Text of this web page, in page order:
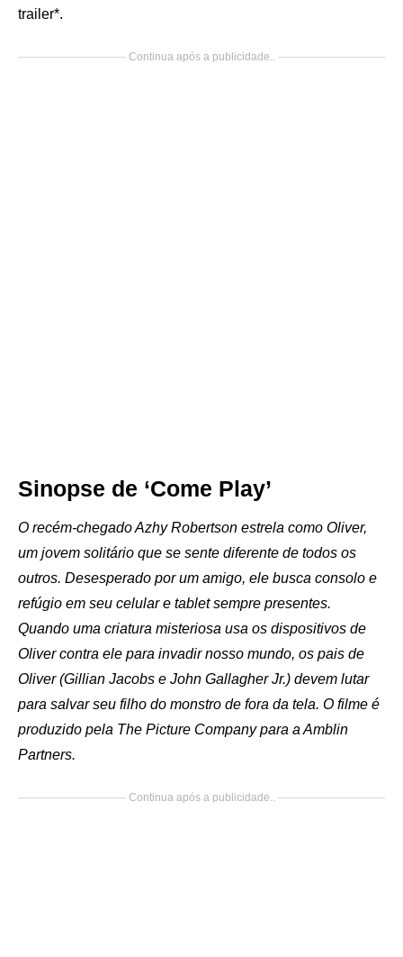
trailer*.
Continua após a publicidade..
Sinopse de ‘Come Play’
O recém-chegado Azhy Robertson estrela como Oliver,
um jovem solitário que se sente diferente de todos os
outros. Desesperado por um amigo, ele busca consolo e
refúgio em seu celular e tablet sempre presentes.
Quando uma criatura misteriosa usa os dispositivos de
Oliver contra ele para invadir nosso mundo, os pais de
Oliver (Gillian Jacobs e John Gallagher Jr.) devem lutar
para salvar seu filho do monstro de fora da tela. O filme é
produzido pela The Picture Company para a Amblin
Partners.
Continua após a publicidade..